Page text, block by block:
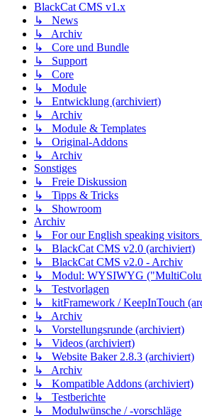
BlackCat CMS v1.x
↳ News
↳ Archiv
↳ Core und Bundle
↳ Support
↳ Core
↳ Module
↳ Entwicklung (archiviert)
↳ Archiv
↳ Module & Templates
↳ Original-Addons
↳ Archiv
Sonstiges
↳ Freie Diskussion
↳ Tipps & Tricks
↳ Showroom
Archiv
↳ For our English speaking visitors
↳ BlackCat CMS v2.0 (archiviert)
↳ BlackCat CMS v2.0 - Archiv
↳ Modul: WYSIWYG
↳ Testvorlagen
↳ kitFramework / KeepInTouch
↳ Archiv
↳ Vorstellungsrunde (archiviert)
↳ Videos (archiviert)
↳ Website Baker 2.8.3 (archiviert)
↳ Archiv
↳ Kompatible Addons (archiviert)
↳ Testberichte
↳ Modulwünsche / -vorschläge